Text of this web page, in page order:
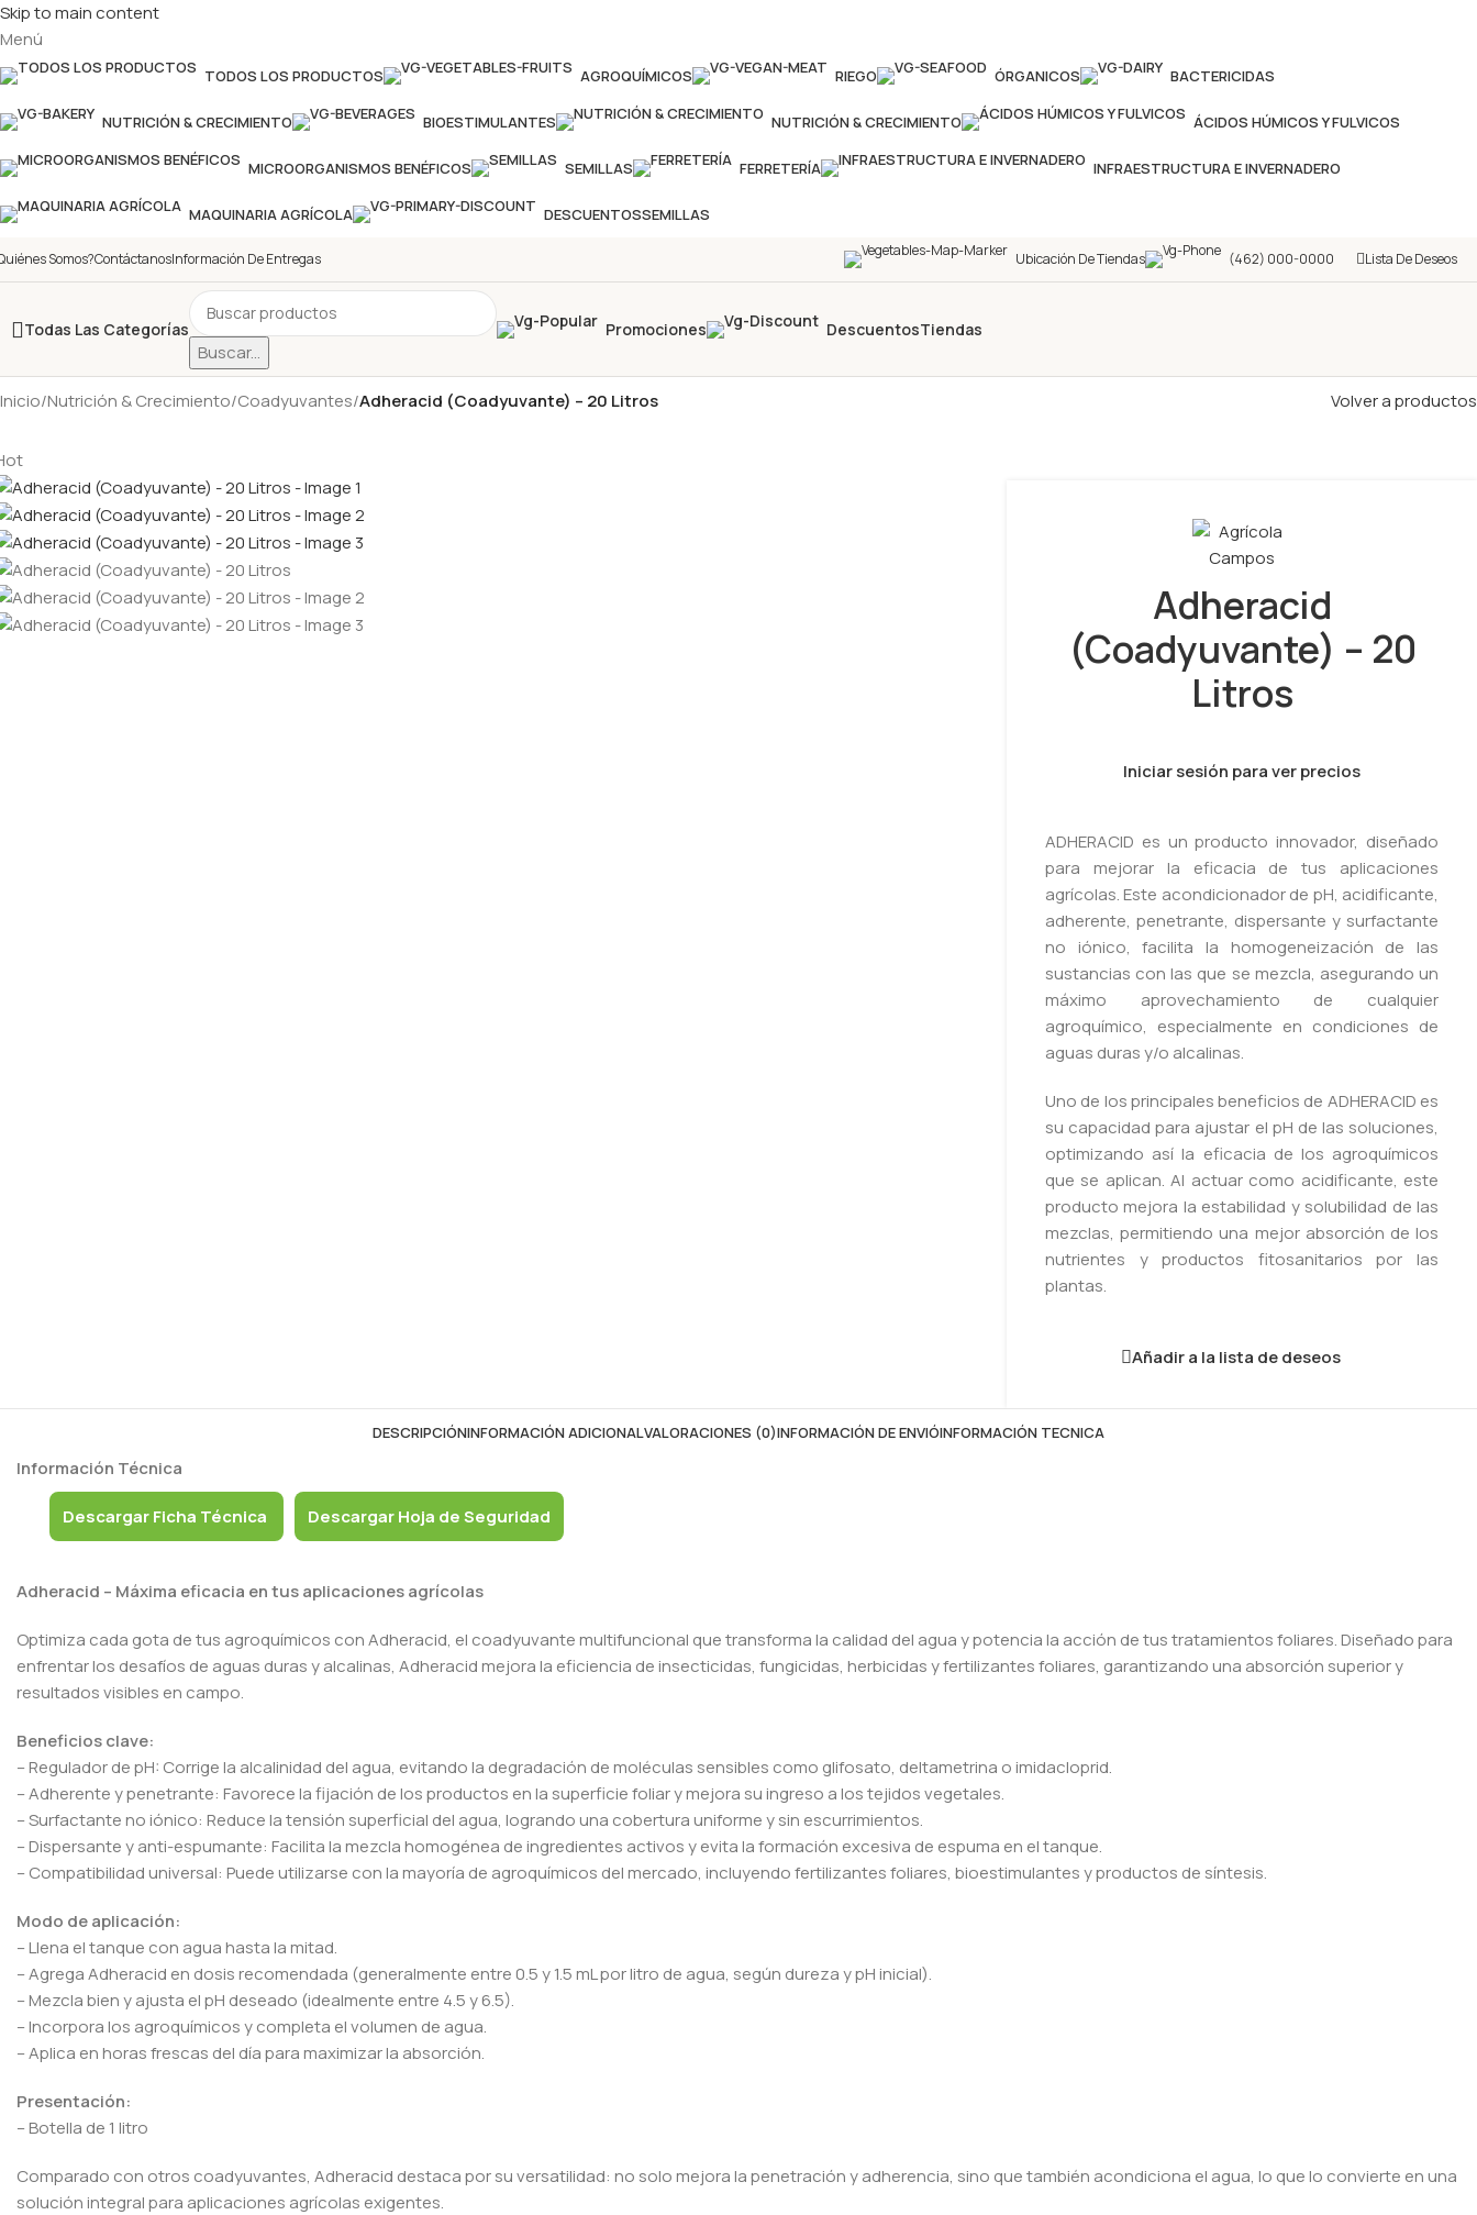
Skip to main content
Menú
TODOS LOS PRODUCTOS AGROQUÍMICOS RIEGO ÓRGANICOS BACTERICIDAS
NUTRICIÓN & CRECIMIENTO BIOESTIMULANTES NUTRICIÓN & CRECIMIENTO ÁCIDOS HÚMICOS Y FULVICOS
MICROORGANISMOS BENÉFICOS SEMILLAS FERRETERÍA INFRAESTRUCTURA E INVERNADERO
MAQUINARIA AGRÍCOLA DESCUENTOSSEMILLAS
Somos?ContáctanosInformación De Entregas Ubicación De Tiendas (462) 000-0000 Lista De Deseos
Todas Las Categorías
Buscar...
Promociones DescuentosTiendas
Inicio/Nutrición & Crecimiento/Coadyuvantes/Adheracid (Coadyuvante) – 20 Litros Volver a productos
Adheracid
(Coadyuvante) – 20
Litros
Iniciar sesión para ver precios
ADHERACID es un producto innovador, diseñado
para mejorar la eficacia de tus aplicaciones
agrícolas. Este acondicionador de pH, acidificante,
adherente, penetrante, dispersante y surfactante
no iónico, facilita la homogeneización de las
sustancias con las que se mezcla, asegurando un
máximo aprovechamiento de cualquier
agroquímico, especialmente en condiciones de
aguas duras y/o alcalinas.
Uno de los principales beneficios de ADHERACID es
su capacidad para ajustar el pH de las soluciones,
optimizando así la eficacia de los agroquímicos
que se aplican. Al actuar como acidificante, este
producto mejora la estabilidad y solubilidad de las
mezclas, permitiendo una mejor absorción de los
nutrientes y productos fitosanitarios por las
plantas.
Añadir a la lista de deseos
DESCRIPCIÓNINFORMACIÓN ADICIONALVALORACIONES (0)INFORMACIÓN DE ENVIÓINFORMACIÓN TECNICA
Información Técnica
Descargar Ficha Técnica Descargar Hoja de Seguridad
Adheracid – Máxima eficacia en tus aplicaciones agrícolas
Optimiza cada gota de tus agroquímicos con Adheracid, el coadyuvante multifuncional que transforma la calidad del agua y potencia la acción de tus tratamientos foliares. Diseñado para
enfrentar los desafíos de aguas duras y alcalinas, Adheracid mejora la eficiencia de insecticidas, fungicidas, herbicidas y fertilizantes foliares, garantizando una absorción superior y
resultados visibles en campo.
Beneficios clave:
– Regulador de pH: Corrige la alcalinidad del agua, evitando la degradación de moléculas sensibles como glifosato, deltametrina o imidacloprid.
– Adherente y penetrante: Favorece la fijación de los productos en la superficie foliar y mejora su ingreso a los tejidos vegetales.
– Surfactante no iónico: Reduce la tensión superficial del agua, logrando una cobertura uniforme y sin escurrimientos.
– Dispersante y anti-espumante: Facilita la mezcla homogénea de ingredientes activos y evita la formación excesiva de espuma en el tanque.
– Compatibilidad universal: Puede utilizarse con la mayoría de agroquímicos del mercado, incluyendo fertilizantes foliares, bioestimulantes y productos de síntesis.
Modo de aplicación:
– Llena el tanque con agua hasta la mitad.
– Agrega Adheracid en dosis recomendada (generalmente entre 0.5 y 1.5 mL por litro de agua, según dureza y pH inicial).
– Mezcla bien y ajusta el pH deseado (idealmente entre 4.5 y 6.5).
– Incorpora los agroquímicos y completa el volumen de agua.
– Aplica en horas frescas del día para maximizar la absorción.
Presentación:
– Botella de 1 litro
Comparado con otros coadyuvantes, Adheracid destaca por su versatilidad: no solo mejora la penetración y adherencia, sino que también acondiciona el agua, lo que lo convierte en una
solución integral para aplicaciones agrícolas exigentes.